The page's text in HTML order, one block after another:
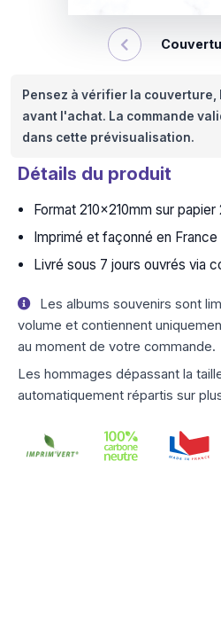
Pensez à vérifier la
avant l'achat. La commande
dans cette prévisualisation.
Détails du produit
Format 210x210mm sur
Imprimé et façonné en France
Livré sous 7 jours ouvrés via
Les albums souvenirs sont
volume et contiennent
au moment de votre commande.
Les hommages dépassant la
automatiquement répartis sur